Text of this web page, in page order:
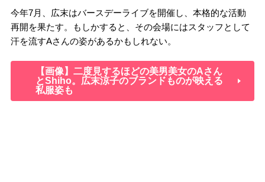
今年7月、広末はバースデーライブを開催し、本格的な活動
再開を果たす。もしかすると、その会場にはスタッフとして
汗を流すAさんの姿があるかもしれない。
【画像】二度見するほどの美男美女のAさん
とShiho。広末涼子のブランドものが映える
私服姿も